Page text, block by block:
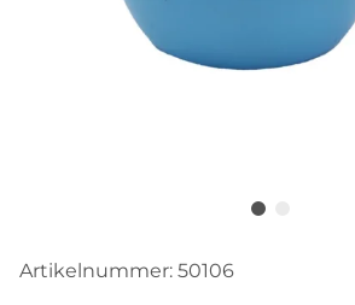
Artikelnummer: 50106